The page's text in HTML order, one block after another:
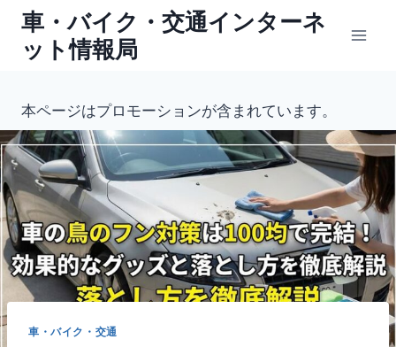
ッ
プ
車・バイク・交通インターネ
ット情報局
本ページはプロモーションが含まれています。
車・バイク・交通